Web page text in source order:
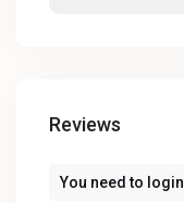
Reviews
You need to login